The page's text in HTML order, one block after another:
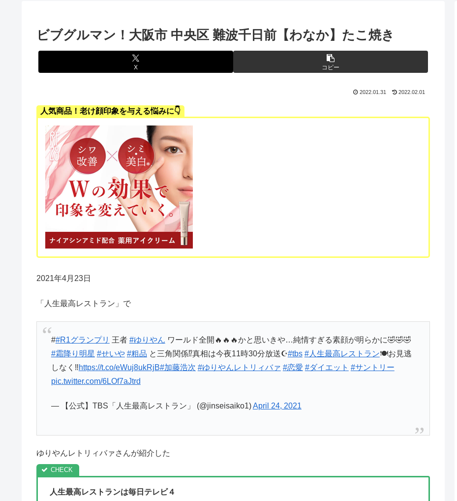
ビブグルマン！大阪市 中央区 難波千日前【わなか】たこ焼き
X コピー
2022.01.31 2022.02.01
人気商品！老け顔印象を与える悩みに👇
2021年4月23日
「人生最高レストラン」で
##R1グランプリ 王者 #ゆりやん ワールド全開🔥🔥🔥かと思いきや…純情すぎる素顔が明らかに🤣🤣🤣
#霜降り明星 #せいや #粗品 と三角関係⁉️真相は今夜11時30分放送☪️#tbs #人生最高レストラン🍽️お見逃
しなく‼️https://t.co/eWuj8ukRjB#加藤浩次 #ゆりやんレトリィバァ #恋愛 #ダイエット #サントリー
pic.twitter.com/6LOf7aJtrd
— 【公式】TBS「人生最高レストラン」 (@jinseisaiko1)April 24, 2021
ゆりやんレトリィバァさんが紹介した
人生最高レストランは毎日テレビ４